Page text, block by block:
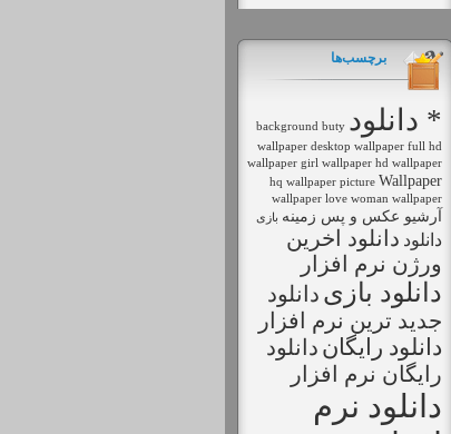
برچسب‌ها
* دانلود background buty
wallpaper desktop wallpaper full hd
wallpaper girl wallpaper hd wallpaper
hq wallpaper picture Wallpaper
wallpaper love woman wallpaper
آرشیو عکس و پس زمینه بازی
دانلود دانلود اخرين
ورژن نرم افزار
دانلود بازی دانلود
جديد ترين نرم افزار
دانلود رايگان دانلود
رايگان نرم افزار
دانلود نرم